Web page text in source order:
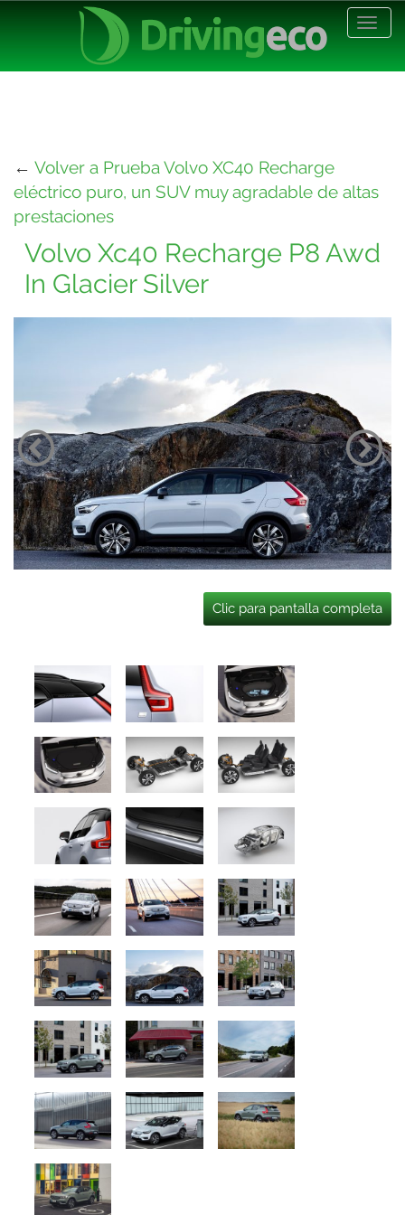
← Volver a Prueba Volvo XC40 Recharge
eléctrico puro, un SUV muy agradable de altas
prestaciones
Volvo Xc40 Recharge P8 Awd
In Glacier Silver
Clic para pantalla completa